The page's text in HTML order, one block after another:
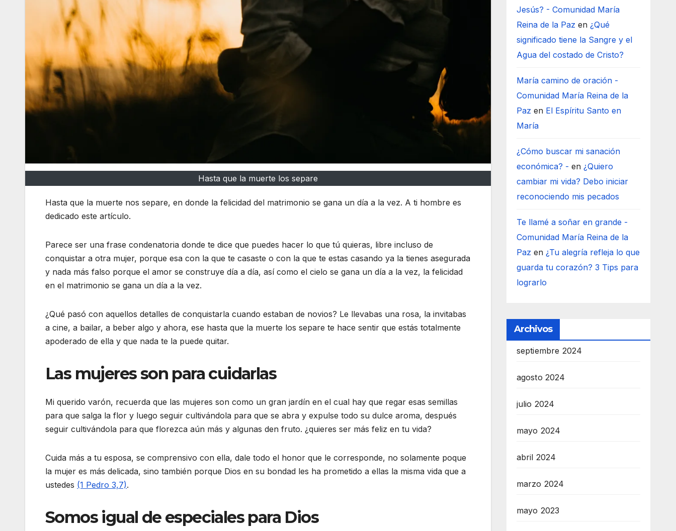
Hasta que la muerte los separe
Hasta que la muerte nos separe, en donde la felicidad del matrimonio se gana un día a la vez. A ti hombre es
dedicado este artículo.
Parece ser una frase condenatoria donde te dice que puedes hacer lo que tú quieras, libre incluso de
conquistar a otra mujer, porque esa con la que te casaste o con la que te estas casando ya la tienes asegurada
y nada más falso porque el amor se construye día a día, así como el cielo se gana un día a la vez, la felicidad
en el matrimonio se gana un día a la vez.
¿Qué pasó con aquellos detalles de conquistarla cuando estaban de novios? Le llevabas una rosa, la invitabas
a cine, a bailar, a beber algo y ahora, ese hasta que la muerte los separe te hace sentir que estás totalmente
apoderado de ella y que nada te la puede quitar.
Las mujeres son para cuidarlas
Mi querido varón, recuerda que las mujeres son como un gran jardín en el cual hay que regar esas semillas
para que salga la flor y luego seguir cultivándola para que se abra y expulse todo su dulce aroma, después
seguir cultivándola para que florezca aún más y algunas den fruto. ¿quieres ser más feliz en tu vida?
Cuida más a tu esposa, se comprensivo con ella, dale todo el honor que le corresponde, no solamente poque
la mujer es más delicada, sino también porque Dios en su bondad les ha prometido a ellas la misma vida que a
ustedes (1 Pedro 3,7).
Somos igual de especiales para Dios
Jesús? - Comunidad María
Reina de la Paz en ¿Qué
significado tiene la Sangre y el
Agua del costado de Cristo?
María camino de oración -
Comunidad María Reina de la
Paz en El Espíritu Santo en
María
¿Cómo buscar mi sanación
económica? - en ¿Quiero
cambiar mi vida? Debo iniciar
reconociendo mis pecados
Te llamé a soñar en grande -
Comunidad María Reina de la
Paz en ¿Tu alegría refleja lo que
guarda tu corazón? 3 Tips para
lograrlo
Archivos
septiembre 2024
agosto 2024
julio 2024
mayo 2024
abril 2024
marzo 2024
mayo 2023